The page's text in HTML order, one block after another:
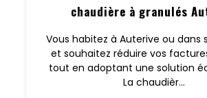
chaudière à granulés
Vous habitez à Auterive ou dans
et souhaitez réduire vos
tout en adoptant une solution
La chaudièr...